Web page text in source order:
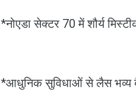
*नोएडा सेक्टर 70 में शौर्य
*आधुनिक सुविधाओं से लैस भव्य